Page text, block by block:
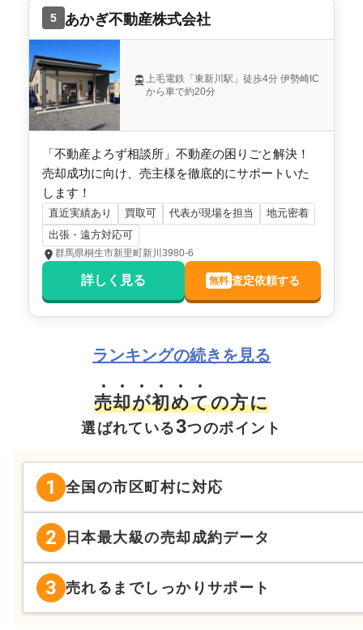
5 あかぎ不動産株式会社
上毛電鉄「東新川駅」徒歩4分 伊勢崎IC
から車で約20分
「不動産よろず相談所」不動産の困りごと解決！
売却成功に向け、売主様を徹底的にサポートいた
します！
直近実績あり 買取可 代表が現場を担当
地元密着
出張・遠方対応可
群馬県桐生市新里町新川3980-6
詳しく見る 無料 査定依頼する
ランキングの続きを見る
売却が初めての方に
選ばれている3つのポイント
1 全国の市区町村に対応
2 日本最大級の売却成約データ
3 売れるまでしっかりサポート